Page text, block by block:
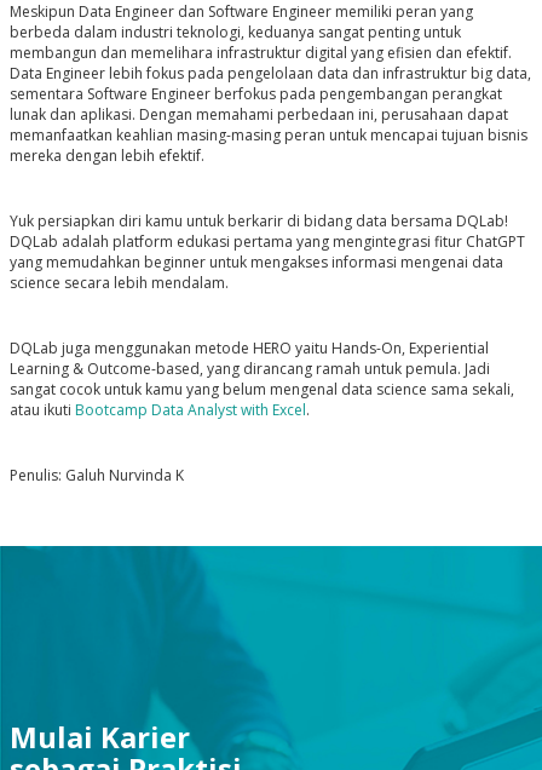
Meskipun Data Engineer dan Software Engineer memiliki peran yang
berbeda dalam industri teknologi, keduanya sangat penting untuk
membangun dan memelihara infrastruktur digital yang efisien dan efektif.
Data Engineer lebih fokus pada pengelolaan data dan infrastruktur big data,
sementara Software Engineer berfokus pada pengembangan perangkat
lunak dan aplikasi. Dengan memahami perbedaan ini, perusahaan dapat
memanfaatkan keahlian masing-masing peran untuk mencapai tujuan bisnis
mereka dengan lebih efektif.
Yuk persiapkan diri kamu untuk berkarir di bidang data bersama DQLab!
DQLab adalah platform edukasi pertama yang mengintegrasi fitur ChatGPT
yang memudahkan beginner untuk mengakses informasi mengenai data
science secara lebih mendalam.
DQLab juga menggunakan metode HERO yaitu Hands-On, Experiential
Learning & Outcome-based, yang dirancang ramah untuk pemula. Jadi
sangat cocok untuk kamu yang belum mengenal data science sama sekali,
atau ikuti Bootcamp Data Analyst with Excel.
Penulis: Galuh Nurvinda K
Mulai Karier